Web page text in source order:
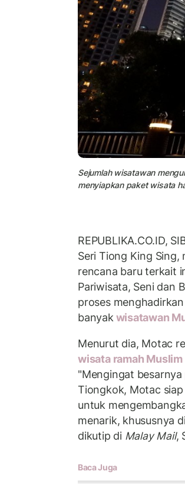
Sejumlah wisatawan
menyiapkan paket wisata
REPUBLIKA.CO.ID,
Seri Tiong King
rencana baru terkait
Pariwisata, Seni dan
proses
banyak wisatawan
Menurut dia, Motac
wisata ramah Muslim
"Mengingat besarnya
Tiongkok, Motac
untuk
menarik, khususnya
dikutip di Malay Mail,
Baca Juga